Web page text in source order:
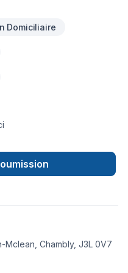
Domiciliaire
Mclean, Chambly, J3L 0V7